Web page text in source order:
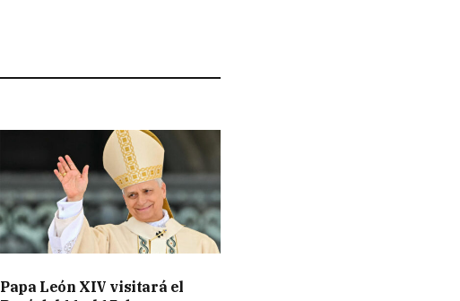
Papa León XIV visitará el